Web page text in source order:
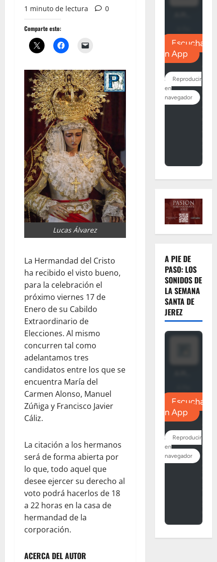
1 minuto de lectura
0
Comparte esto:
Lucas Álvarez
La Hermandad del Cristo
ha recibido el visto bueno,
para la celebración el
próximo viernes 17 de
Enero de su Cabildo
Extraordinario de
Elecciones. Al mismo
concurren tal como
adelantamos tres
candidatos entre los que se
encuentra María del
Carmen Alonso, Manuel
Zúñiga y Francisco Javier
Cáliz.
La citación a los hermanos
será de forma abierta por
lo que, todo aquel que
desee ejercer su derecho al
voto podrá hacerlos de 18
a 22 horas en la casa de
hermandad de la
corporación.
ACERCA DEL AUTOR
A PIE DE
PASO: LOS
SONIDOS DE
LA SEMANA
SANTA DE
JEREZ